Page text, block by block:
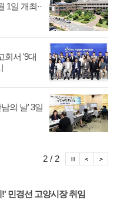
1일 개최··
회서 '9대
의 날' 3일
민경선 고양시장 취임
2 / 2 포
포토이